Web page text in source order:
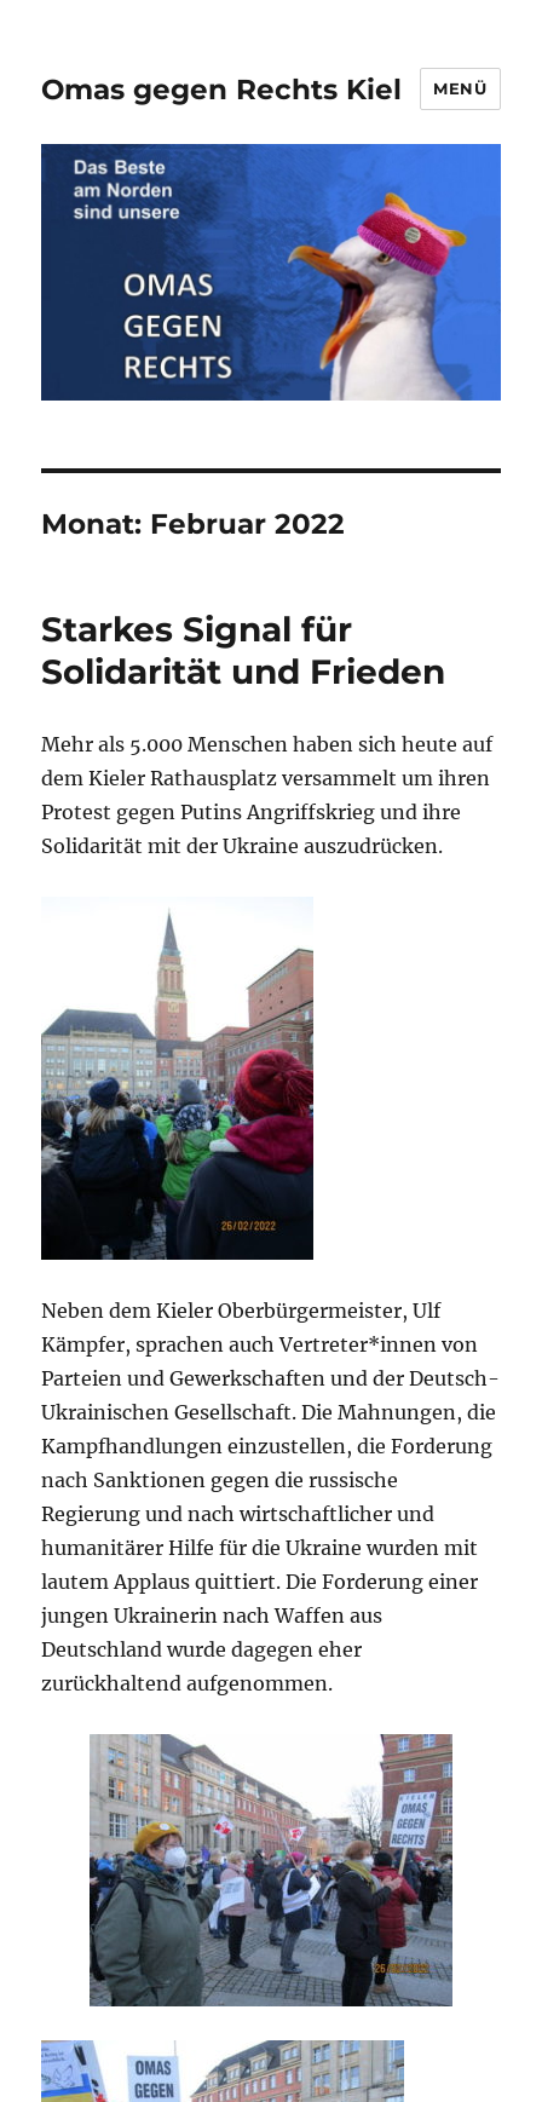
Omas gegen Rechts Kiel MENÜ
Monat: Februar 2022
Starkes Signal für
Solidarität und Frieden
Mehr als 5.000 Menschen haben sich heute auf
dem Kieler Rathausplatz versammelt um ihren
Protest gegen Putins Angriffskrieg und ihre
Solidarität mit der Ukraine auszudrücken.
Neben dem Kieler Oberbürgermeister, Ulf
Kämpfer, sprachen auch Vertreter*innen von
Parteien und Gewerkschaften und der Deutsch-
Ukrainischen Gesellschaft. Die Mahnungen, die
Kampfhandlungen einzustellen, die Forderung
nach Sanktionen gegen die russische
Regierung und nach wirtschaftlicher und
humanitärer Hilfe für die Ukraine wurden mit
lautem Applaus quittiert. Die Forderung einer
jungen Ukrainerin nach Waffen aus
Deutschland wurde dagegen eher
zurückhaltend aufgenommen.